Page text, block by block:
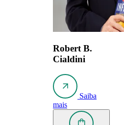
Robert B.
Cialdini
Saiba
mais